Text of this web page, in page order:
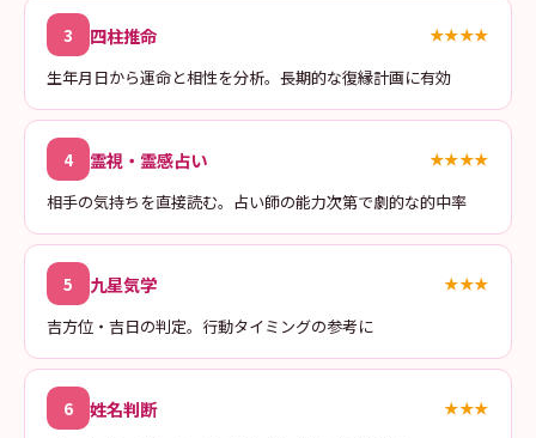
3 四柱推命 ★★★★
生年月日から運命と相性を分析。長期的な復縁計画に有効
4 霊視・霊感占い ★★★★
相手の気持ちを直接読む。占い師の能力次第で劇的な的中率
5 九星気学 ★★★
吉方位・吉日の判定。行動タイミングの参考に
6 姓名判断 ★★★